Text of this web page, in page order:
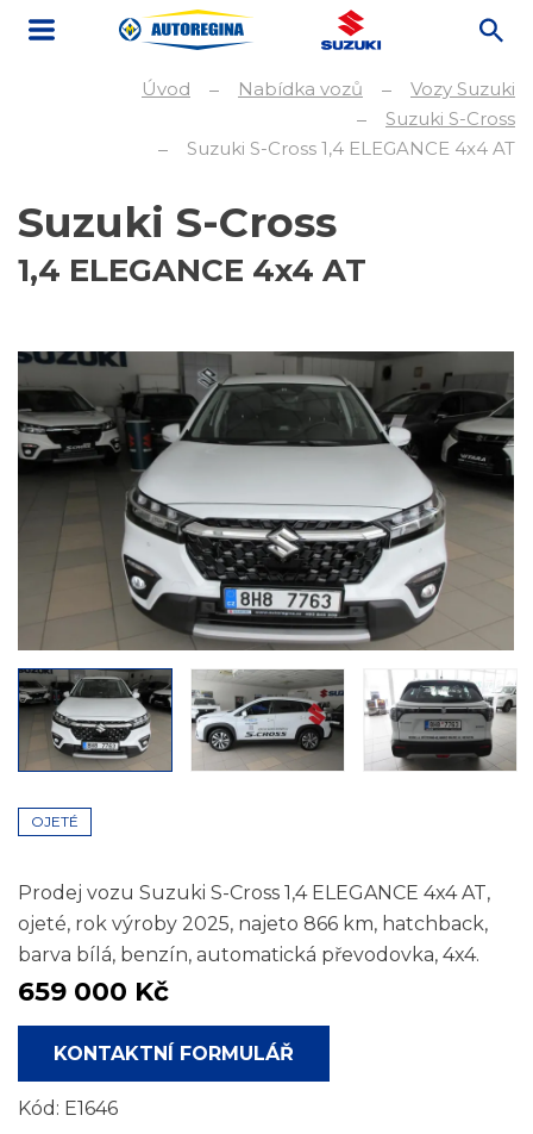
Úvod Nabídka vozů
Vozy Suzuki
Suzuki S-Cross
Suzuki S-Cross 1,4 ELEGANCE 4x4 AT
Suzuki S-Cross
1,4 ELEGANCE 4x4 AT
OJETÉ
Prodej vozu Suzuki S-Cross 1,4 ELEGANCE 4x4 AT,
ojeté, rok výroby 2025, najeto 866 km, hatchback,
barva bílá, benzín, automatická převodovka, 4x4.
659 000 Kč
KONTAKTNÍ FORMULÁŘ
Kód: E1646